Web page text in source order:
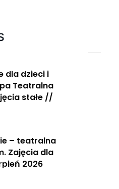
dla dzieci i
Teatralna
stałe //
– teatralna
Zajęcia dla
2026